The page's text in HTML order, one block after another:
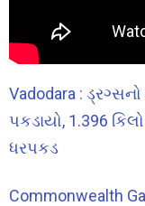
Vadodara :
પકડાયો, 1.396
ધરપકડ
Commonwealth